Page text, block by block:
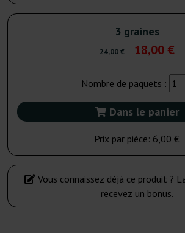
3 graines
24,00 € 18,00 €
Nombre de paquets :
Dans le panier
Prix par pièce: 6,00 €
Vous connaissez déjà ce produit ?
recevez un bonus.